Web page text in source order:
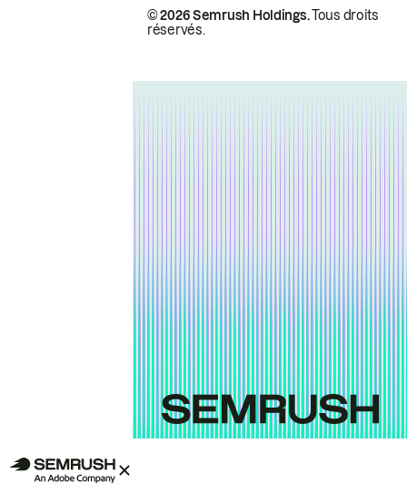
© 2026 Semrush Holdings.Tous droits
réservés.